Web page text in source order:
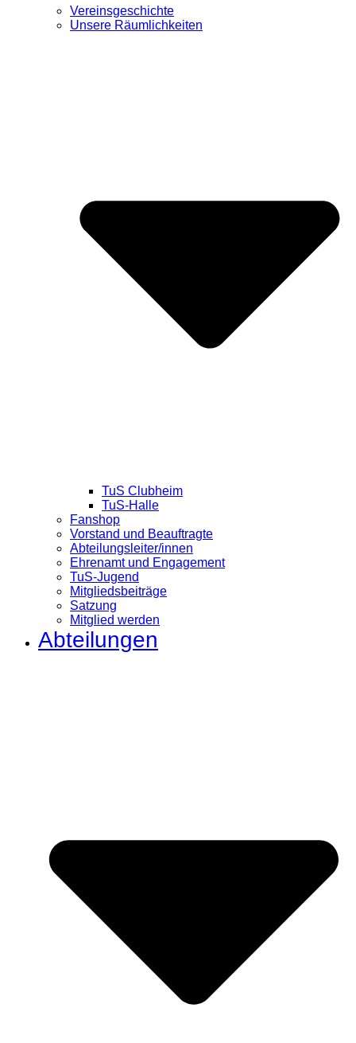
Vereinsgeschichte
Unsere Räumlichkeiten
TuS Clubheim
TuS-Halle
Fanshop
Vorstand und Beauftragte
Abteilungsleiter/innen
Ehrenamt und Engagement
TuS-Jugend
Mitgliedsbeiträge
Satzung
Mitglied werden
Abteilungen